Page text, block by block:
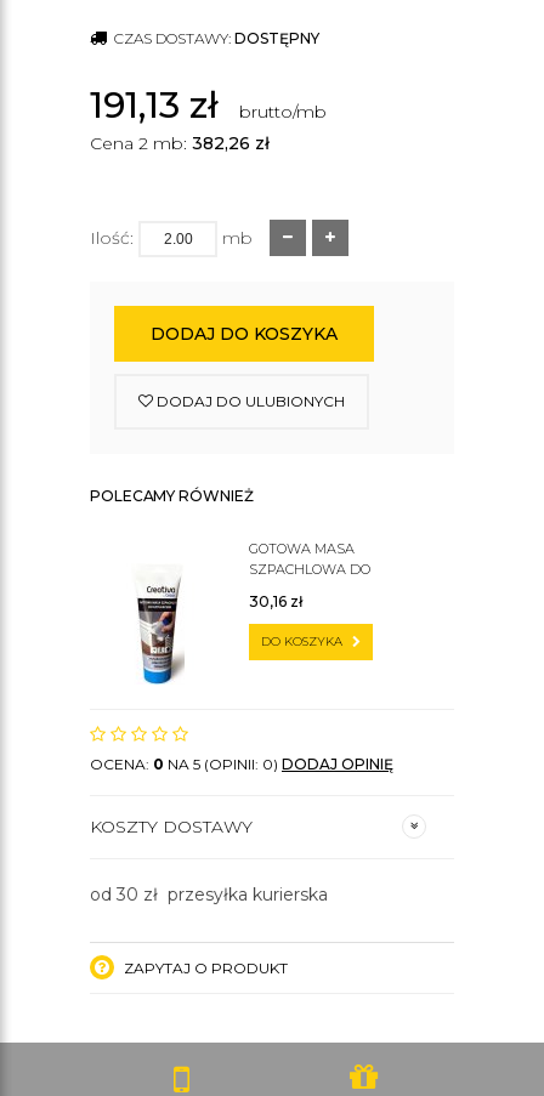
CZAS DOSTAWY: DOSTĘPNY
191,13 zł
brutto/mb
Cena 2 mb: 382,26 zł
Ilość: mb
DODAJ DO KOSZYKA
DODAJ DO ULUBIONYCH
POLECAMY RÓWNIEŻ
GOTOWA MASA
SZPACHLOWA DO
30,16 zł
DO KOSZYKA
OCENA: 0 NA 5 (OPINII: 0) DODAJ OPINIĘ
KOSZTY DOSTAWY
od 30 zł przesyłka kurierska
ZAPYTAJ O PRODUKT